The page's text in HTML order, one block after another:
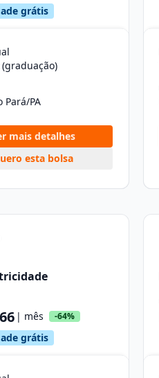
grátis
Pará/PA
mais detalhes
esta bolsa
| mês -64%
grátis